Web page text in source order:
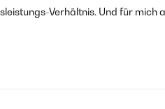
Verhältnis. Und für